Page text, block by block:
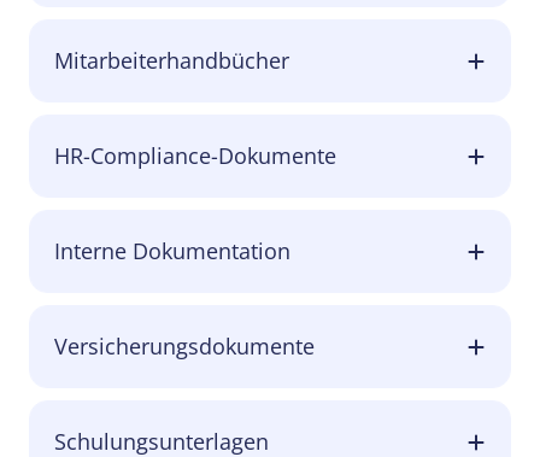
Mitarbeiterhandbücher
HR-Compliance-Dokumente
Interne Dokumentation
Versicherungsdokumente
Schulungsunterlagen